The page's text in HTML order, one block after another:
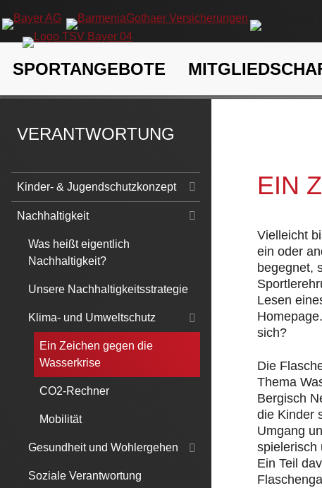
Navigation
überspringen
SPORTANGEBOTE
EIN
Vielleicht
ein oder
begegnet,
Lesen
sich?
Die
Thema
Bergisch
die Kinder
Umgang
spielerisch
Ein Teil
VERANTWORTUNG
Navigation
überspringen
Kinder- & Jugendschutzkonzept
Nachhaltigkeit
Was heißt eigentlich
Nachhaltigkeit?
Unsere Nachhaltigkeitsstrategie
Klima- und Umweltschutz
Ein Zeichen gegen die
Wasserkrise
CO2-Rechner
Mobilität
Gesundheit und Wohlergehen
Soziale Verantwortung